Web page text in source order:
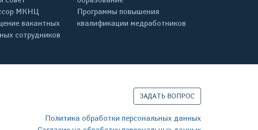
МКНЦ
вакантных
сотрудников
Программы повышения
квалификации медработников
ЗАДАТЬ ВОПРОС
Политика обработки персональных данных